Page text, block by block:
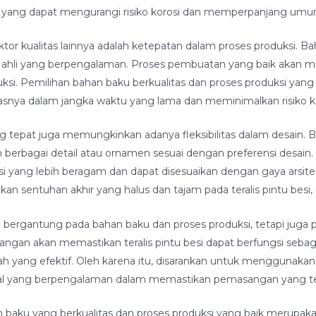
dapat mengurangi risiko korosi dan memperpanjang
kualitas lainnya adalah ketepatan dalam proses produksi.
yang berpengalaman. Proses pembuatan yang baik akan
Pemilihan bahan baku berkualitas dan proses produksi
dalam jangka waktu yang lama dan meminimalkan risiko
tepat juga memungkinkan adanya fleksibilitas dalam desain.
detail atau ornamen sesuai dengan preferensi
yang lebih beragam dan dapat disesuaikan dengan gaya
sentuhan akhir yang halus dan tajam pada teralis pintu
bergantung pada bahan baku dan proses produksi, tetapi
akan memastikan teralis pintu besi dapat berfungsi
yang efektif. Oleh karena itu, disarankan untuk
yang berpengalaman dalam memastikan pemasangan yang
baku yang berkualitas dan proses produksi yang baik